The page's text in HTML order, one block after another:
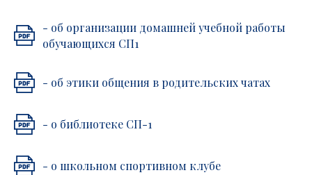
- об организации домашней учебной работы
обучающихся СП1
- об этики общения в родительских чатах
- о библиотеке СП-1
- о школьном спортивном клубе